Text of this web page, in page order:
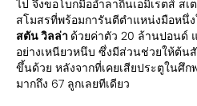
ไป จึงขอโบกมืออำลาถิ่นเอมิเรตส์ สเ
สโมสรที่พร้อมการันตีตำแหน่งมือหนึ่ง
สตัน วิลล่า ด้วยค่าตัว 20 ล้านปอนด์
อย่างเหนียวหนึบ ซึ่งมีส่วนช่วยให้ต้น
ขึ้นด้วย หลังจากที่เคยเสียประตูในศึก
มากถึง 67 ลูกเลยทีเดียว